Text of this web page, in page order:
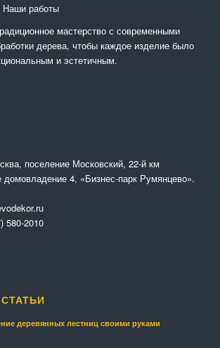
Наши работы
мастерство с современными
дерева, чтобы каждое изделие было
и эстетичным.
поселение Московский, 22-й км
домовладение 4, «Бизнес-парк Румянцево».
580-2010
деревянных лестниц своими руками